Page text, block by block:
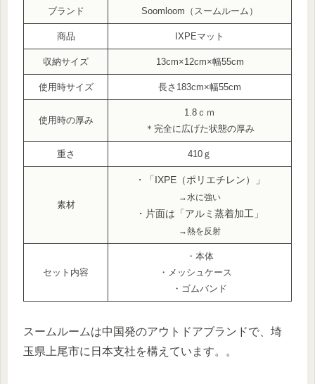
ブランド Soomloom（スームルーム）
商品 IXPEマット
収納サイズ 13cm×12cm×幅55cm
使用時サイズ 長さ183cm×幅55cm
使用時の厚み
1.8ｃｍ
＊完全に広げた状態の厚み
重さ 410ｇ
素材
・「IXPE（ポリエチレン）」
→水に強い
・片面は「アルミ蒸着加工」
→熱を反射
セット内容
・本体
・メッシュケース
・ゴムバンド
スームルームは中国発のアウトドアブランドで、埼
玉県上尾市に日本支社を構えています。。